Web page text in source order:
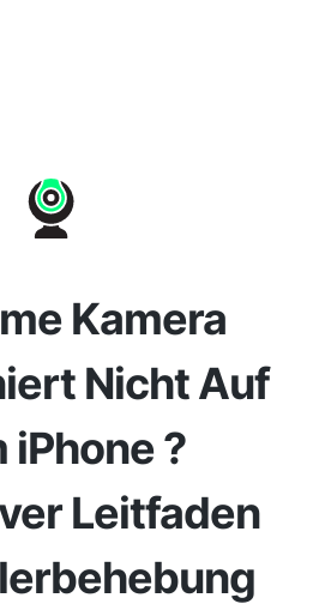
Kamera
Nicht Auf
iPhone ?
Leitfaden